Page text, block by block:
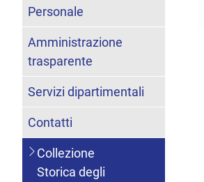
Personale
Amministrazione
trasparente
Servizi dipartimentali
Contatti
Collezione
Storica degli